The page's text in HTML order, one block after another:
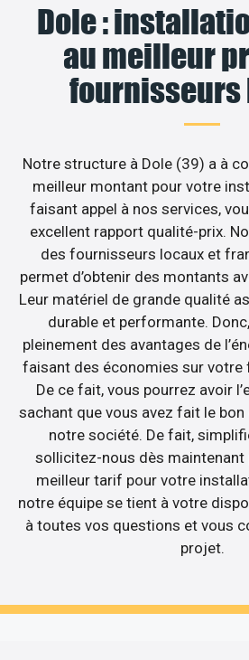
Dole :
au meilleur
fournisseurs
Notre structure à Dole (39) a à
meilleur montant pour votre
faisant appel à nos services,
excellent rapport qualité-prix.
des fournisseurs locaux et
permet d’obtenir des montants
Leur matériel de grande qualité
durable et performante.
pleinement des avantages de
faisant des économies sur votre
De ce fait, vous pourrez avoir
sachant que vous avez fait le
notre société. De fait,
sollicitez-nous dès maintenant
meilleur tarif pour votre
notre équipe se tient à votre
à toutes vos questions et vous
projet.